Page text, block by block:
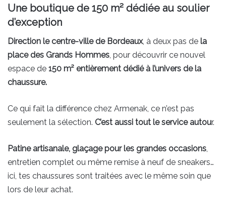
Une boutique de 150 m² dédiée au soulier
d’exception
Direction le centre-ville de Bordeaux, à deux pas de la
place des Grands Hommes, pour découvrir ce nouvel
espace de 150 m² entièrement dédié à l’univers de la
chaussure.
Ce qui fait la différence chez Armenak, ce n’est pas
seulement la sélection. C’est aussi tout le service autour.
Patine artisanale, glaçage pour les grandes occasions,
entretien complet ou même remise à neuf de sneakers…
ici, tes chaussures sont traitées avec le même soin que
lors de leur achat.